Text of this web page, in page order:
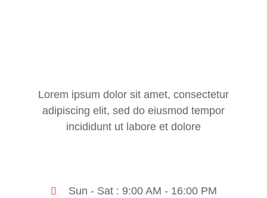
Lorem ipsum dolor sit amet, consectetur
adipiscing elit, sed do eiusmod tempor
incididunt ut labore et dolore
Sun - Sat : 9:00 AM - 16:00 PM